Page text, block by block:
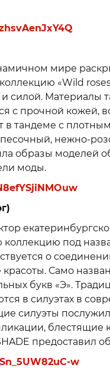
мире
«Wild
силой. Материалы
с прочной
в тандеме с
нежно-
образы моделей
моды.
под
о
Само
букв «Э».
в силуэтах в
силуэты
блестящие
предоставил
w